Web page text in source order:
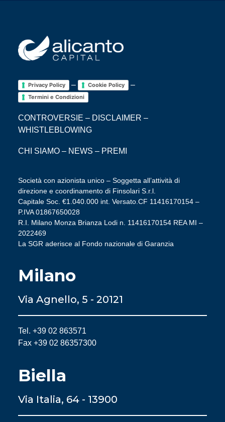
Privacy Policy – Cookie Policy –
Termini e Condizioni
CONTROVERSIE – DISCLAIMER –
WHISTLEBLOWING
CHI SIAMO – NEWS – PREMI
Società con azionista unico – Soggetta all’attività di
direzione e coordinamento di Finsolari S.r.l.
Capitale Soc. €1.040.000 int. Versato.CF 11416170154 –
P.IVA 01867650028
R.I. Milano Monza Brianza Lodi n. 11416170154 REA MI –
2022469
La SGR aderisce al Fondo nazionale di Garanzia
Milano
Via Agnello, 5 - 20121
Tel. +39 02 863571
Fax +39 02 86357300
Biella
Via Italia, 64 - 13900